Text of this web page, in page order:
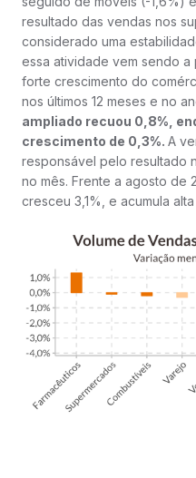
resultado das vendas nos
considerado uma
essa atividade vem sendo
forte crescimento do
nos últimos 12 meses e no
ampliado recuou 0,8%,
crescimento de 0,3%. A
responsável pelo resultado
no mês. Frente a agosto de
cresceu 3,1%, e acumula